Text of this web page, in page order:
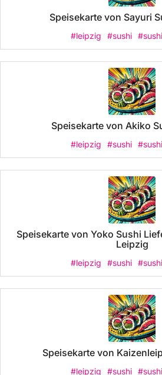
Speisekarte von Sayuri
#leipzig #sushi
Speisekarte von Akiko
#leipzig #sushi
Speisekarte von Yoko Sushi
Leipzig
#leipzig #sushi
Speisekarte von
#leipzig #sushi